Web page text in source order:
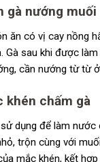
gà nướng
ăn có vị cay nồng
Gà sau khi được
cần nướng từ từ
khén chấm gà
dụng để làm
trộn cùng với
mắc khén, kết